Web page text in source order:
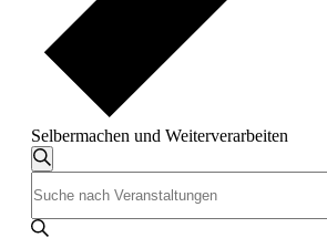
Selbermachen und Weiterverarbeiten
Veranstaltungen
Veranstaltungen
Suche
und
Suche
Schlüsselwort
eingeben.